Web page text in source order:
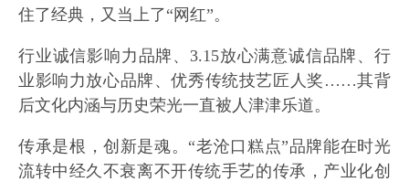
住了经典，又当上了“网红”。
行业诚信影响力品牌、3.15放心满意诚信品牌、行
业影响力放心品牌、优秀传统技艺匠人奖……其背
后文化内涵与历史荣光一直被人津津乐道。
传承是根，创新是魂。“老沧口糕点”品牌能在时光
流转中经久不衰离不开传统手艺的传承，产业化创